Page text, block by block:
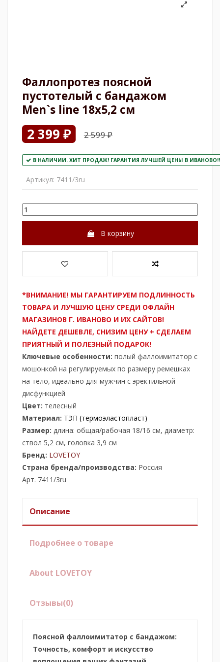
Фаллопротез поясной
пустотелый с бандажом
Men`s line 18х5,2 см
2 399 ₽ 2 599 ₽
В НАЛИЧИИ. ХИТ ПРОДАЖ! ГАРАНТИЯ ЛУЧШЕЙ ЦЕНЫ В
Артикул: 7411/3ru
В корзину
*ВНИМАНИЕ! МЫ ГАРАНТИРУЕМ ПОДЛИННОСТЬ
ТОВАРА И ЛУЧШУЮ ЦЕНУ СРЕДИ ОФЛАЙН
МАГАЗИНОВ Г. ИВАНОВО И ИХ САЙТОВ!
НАЙДЕТЕ ДЕШЕВЛЕ, СНИЗИМ ЦЕНУ + СДЕЛАЕМ
ПРИЯТНЫЙ И ПОЛЕЗНЫЙ ПОДАРОК!
Ключевые особенности: полый фаллоимитатор с
мошонкой на регулируемых по размеру ремешках
на тело, идеально для мужчин с эректильной
дисфункцией
Цвет: телесный
Материал: ТЭП (термоэластопласт)
Размер: длина: общая/рабочая 18/16 см, диаметр:
ствол 5,2 см, головка 3,9 см
Бренд: LOVETOY
Страна бренда/производства: Россия
Арт. 7411/3ru
Описание
Подробнее о товаре
About LOVETOY
Отзывы(0)
Поясной фаллоимитатор с бандажом:
Точность, комфорт и искусство